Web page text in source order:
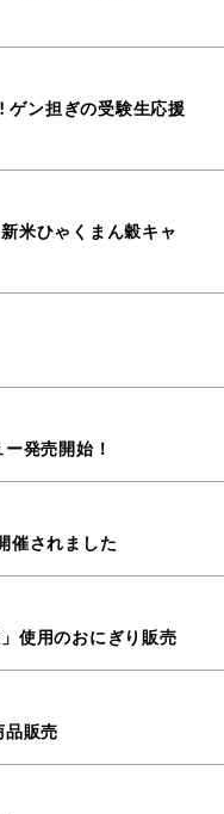
ゲン担ぎの受験生応援
米ひゃくまん穀キャ
発売開始！
催されました
使用のおにぎり販売
品販売